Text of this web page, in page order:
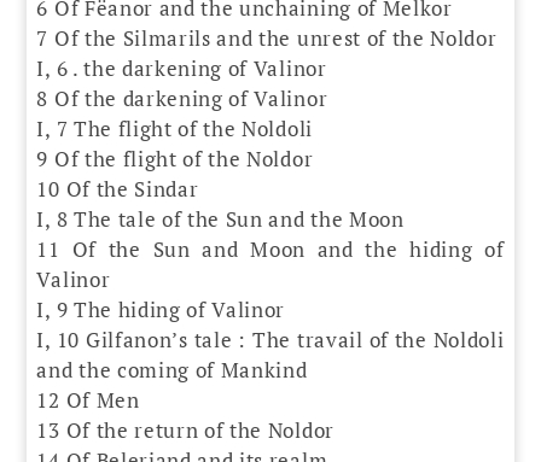
6 Of Fëanor and the unchaining of Melkor
7 Of the Silmarils and the unrest of the Noldor
I, 6 . the darkening of Valinor
8 Of the darkening of Valinor
I, 7 The flight of the Noldoli
9 Of the flight of the Noldor
10 Of the Sindar
I, 8 The tale of the Sun and the Moon
11 Of the Sun and Moon and the hiding of
Valinor
I, 9 The hiding of Valinor
I, 10 Gilfanon’s tale : The travail of the Noldoli
and the coming of Mankind
12 Of Men
13 Of the return of the Noldor